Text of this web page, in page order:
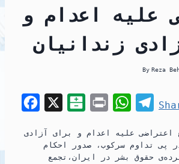
علیه اعدام و
زندانیان
By Reza
c
l
a
i
n
a
t
T
l
e
اعتراضی علیه اعدام و برای آزادی
پی تداوم سرکوب، صدور احکام
حقوق بشر در ایران،تجمع